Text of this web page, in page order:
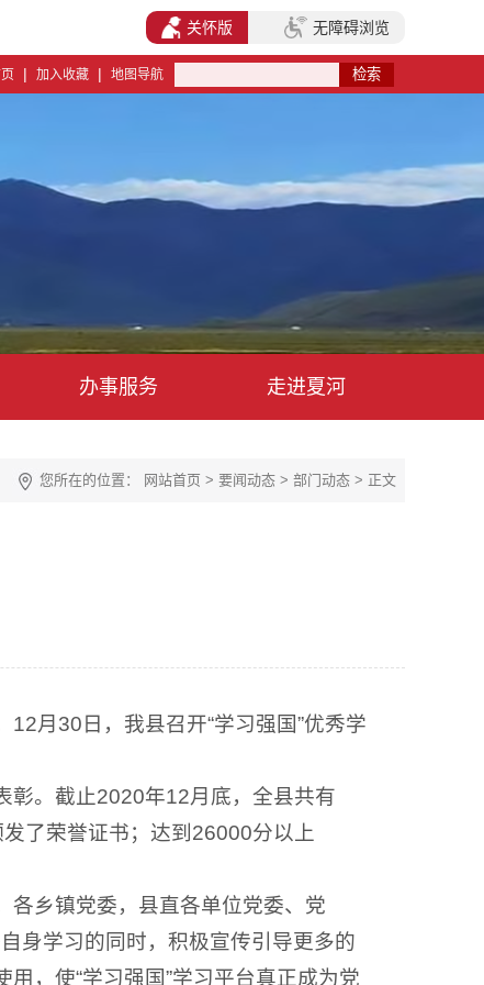
| 加入收藏 | 地图导航
办事服务 走进夏河
您所在的位置： 网站首页 > 要闻动态 > 部门动态 > 正文
月30日，我县召开“学习强国”优秀学
彰。截止2020年12月底，全县共有
了荣誉证书；达到26000分以上
各乡镇党委，县直各单位党委、党
身学习的同时，积极宣传引导更多的
，使“学习强国”学习平台真正成为党
关怀版 无障碍浏览